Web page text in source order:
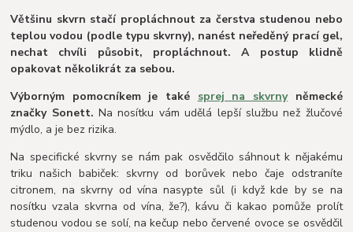
Většinu skvrn stačí propláchnout za čerstva studenou nebo
teplou vodou (podle typu skvrny), nanést neředěný prací gel,
nechat chvíli působit, propláchnout. A postup klidně
opakovat několikrát za sebou.
Výborným pomocníkem je také sprej na skvrnyněmecké
značky Sonett. Na nosítku vám udělá lepší službu než žlučové
mýdlo, a je bez rizika.
Na specifické skvrny se nám pak osvědčilo sáhnout k nějakému
triku našich babiček: skvrny od borůvek nebo čaje odstraníte
citronem, na skvrny od vína nasypte sůl (i když kde by se na
nosítku vzala skvrna od vína, že?), kávu či kakao pomůže prolít
studenou vodou se solí, na kečup nebo červené ovoce se osvědčil